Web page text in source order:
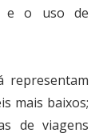
e o uso de
representam
mais baixos;
de viagens